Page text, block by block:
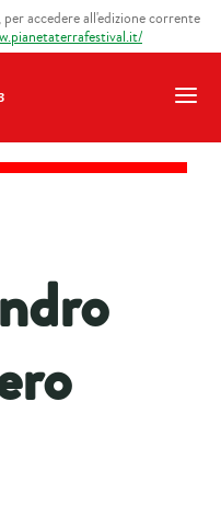
accedere all'edizione corrente